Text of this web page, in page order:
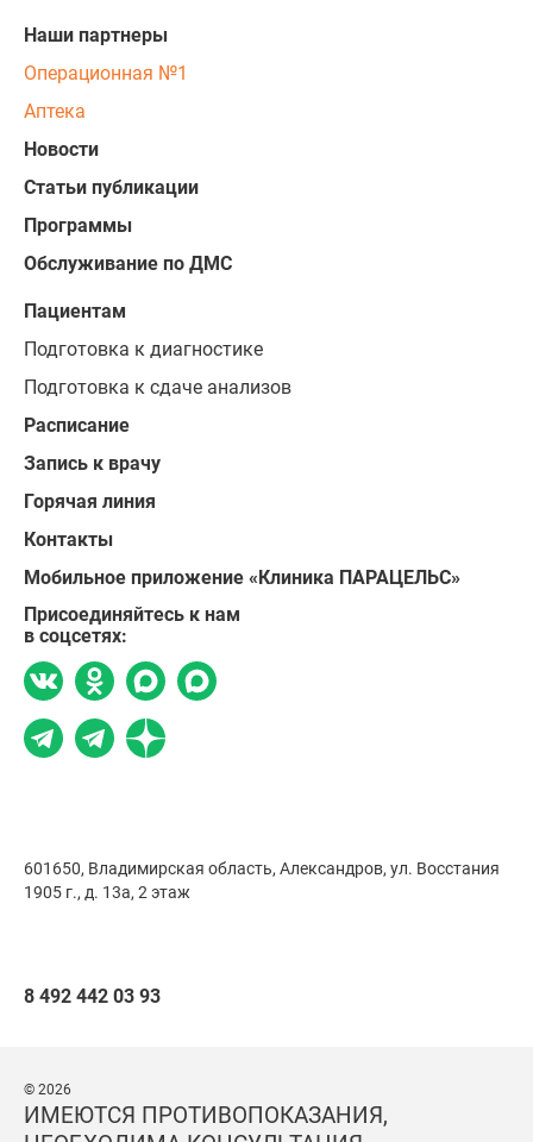
Наши партнеры
Операционная №1
Аптека
Новости
Статьи публикации
Программы
Обслуживание по ДМС
Пациентам
Подготовка к диагностике
Подготовка к сдаче анализов
Расписание
Запись к врачу
Горячая линия
Контакты
Мобильное приложение «Клиника ПАРАЦЕЛЬС»
Присоединяйтесь к нам
в соцсетях:
601650, Владимирская область, Александров, ул. Восстания
1905 г., д. 13а, 2 этаж
8 492 442 03 93
© 2026
ИМЕЮТСЯ ПРОТИВОПОКАЗАНИЯ,